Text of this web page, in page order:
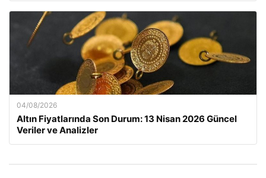
04/08/2026
Altın Fiyatlarında Son Durum: 13 Nisan 2026 Güncel
Veriler ve Analizler